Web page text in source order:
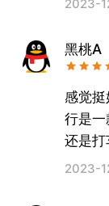
2023-
黑桃A
感觉
行是
还是
持
2023-